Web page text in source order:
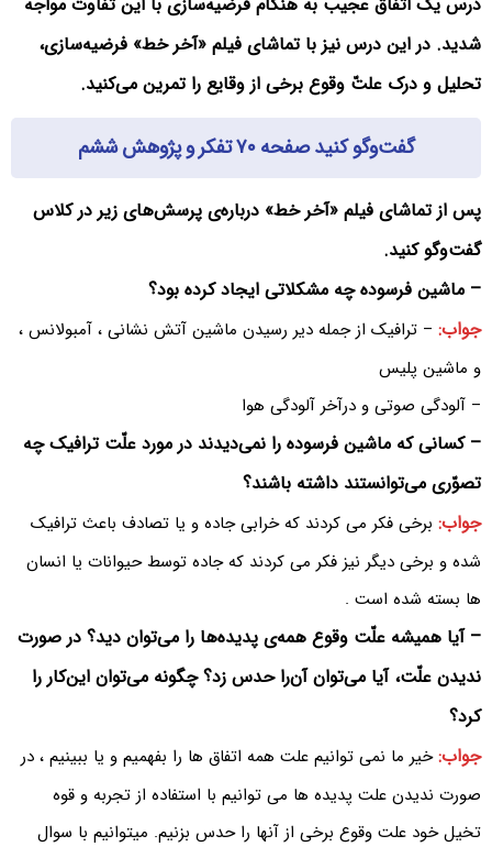
شدید. در این درس نیز با تماشای فیلم «آخر خط» فرضیه‌سازی،
تحلیل و درک علتّ وقوع برخی از وقایع را تمرین می‌کنید.
گفت‌وگو کنید صفحه ۷۰ تفکر و پژوهش ششم
پس از تماشای فیلم «آخر خط» درباره‌ی پرسش‌های زیر در کلاس
گفت‌وگو کنید.
– ماشین فرسوده چه مشکلاتی ایجاد کرده بود؟
جواب: – ترافیک از جمله دیر رسیدن ماشین آتش نشانی ، آمبولانس ،
و ماشین پلیس
– آلودگی صوتی و درآخر آلودگی هوا
– کسانی که ماشین فرسوده را نمی‌دیدند در مورد علّت ترافیک چه
تصوّری می‌توانستند داشته باشند؟
جواب: برخی فکر می کردند که خرابی جاده و یا تصادف باعث ترافیک
شده و برخی دیگر نیز فکر می کردند که جاده توسط حیوانات یا انسان
ها بسته شده است .
– آیا همیشه علّت وقوع همه‌ی پدیده‌ها را می‌توان دید؟ در صورت
ندیدن علّت، آیا می‌توان آن‌را حدس زد؟ چگونه می‌توان این‌کار را
کرد؟
جواب:خیر ما نمی توانیم علت همه اتفاق ها را بفهمیم و یا ببینیم ، در
صورت ندیدن علت پدیده ها می توانیم با استفاده از تجربه و قوه
تخیل خود علت وقوع برخی از آنها را حدس بزنیم. میتوانیم با سوال